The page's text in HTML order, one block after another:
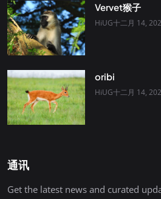
Vervet猴子
HiUG十二月 14,
oribi
HiUG十二月 14,
通讯
Get the latest news and curated